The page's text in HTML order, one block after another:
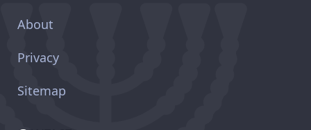
About
Privacy
Sitemap